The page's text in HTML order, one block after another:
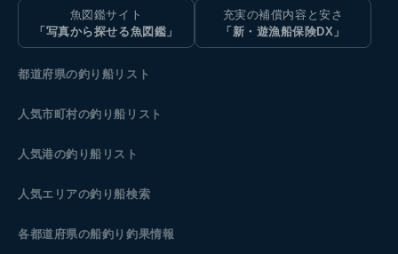
魚図鑑サイト
「写真から探せる魚図鑑」
充実の補償内容と安さ
「新・遊漁船保険DX」
都道府県の釣り船リスト
人気市町村の釣り船リスト
人気港の釣り船リスト
人気エリアの釣り船検索
各都道府県の船釣り釣果情報